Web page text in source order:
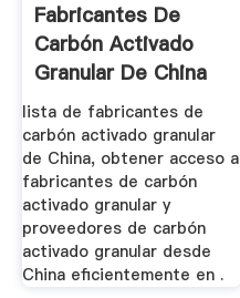
Fabricantes De
Carbón Activado
Granular De China
...
lista de fabricantes de
carbón activado granular
de China, obtener acceso a
fabricantes de carbón
activado granular y
proveedores de carbón
activado granular desde
China eficientemente en .